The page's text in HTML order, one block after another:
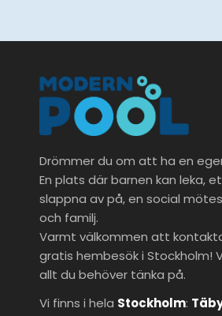
Drömmer du om att ha en
En plats där barnen kan leka,
slappna av på, en social
och familj.
Varmt välkommen att
gratis hembesök i Stockholm!